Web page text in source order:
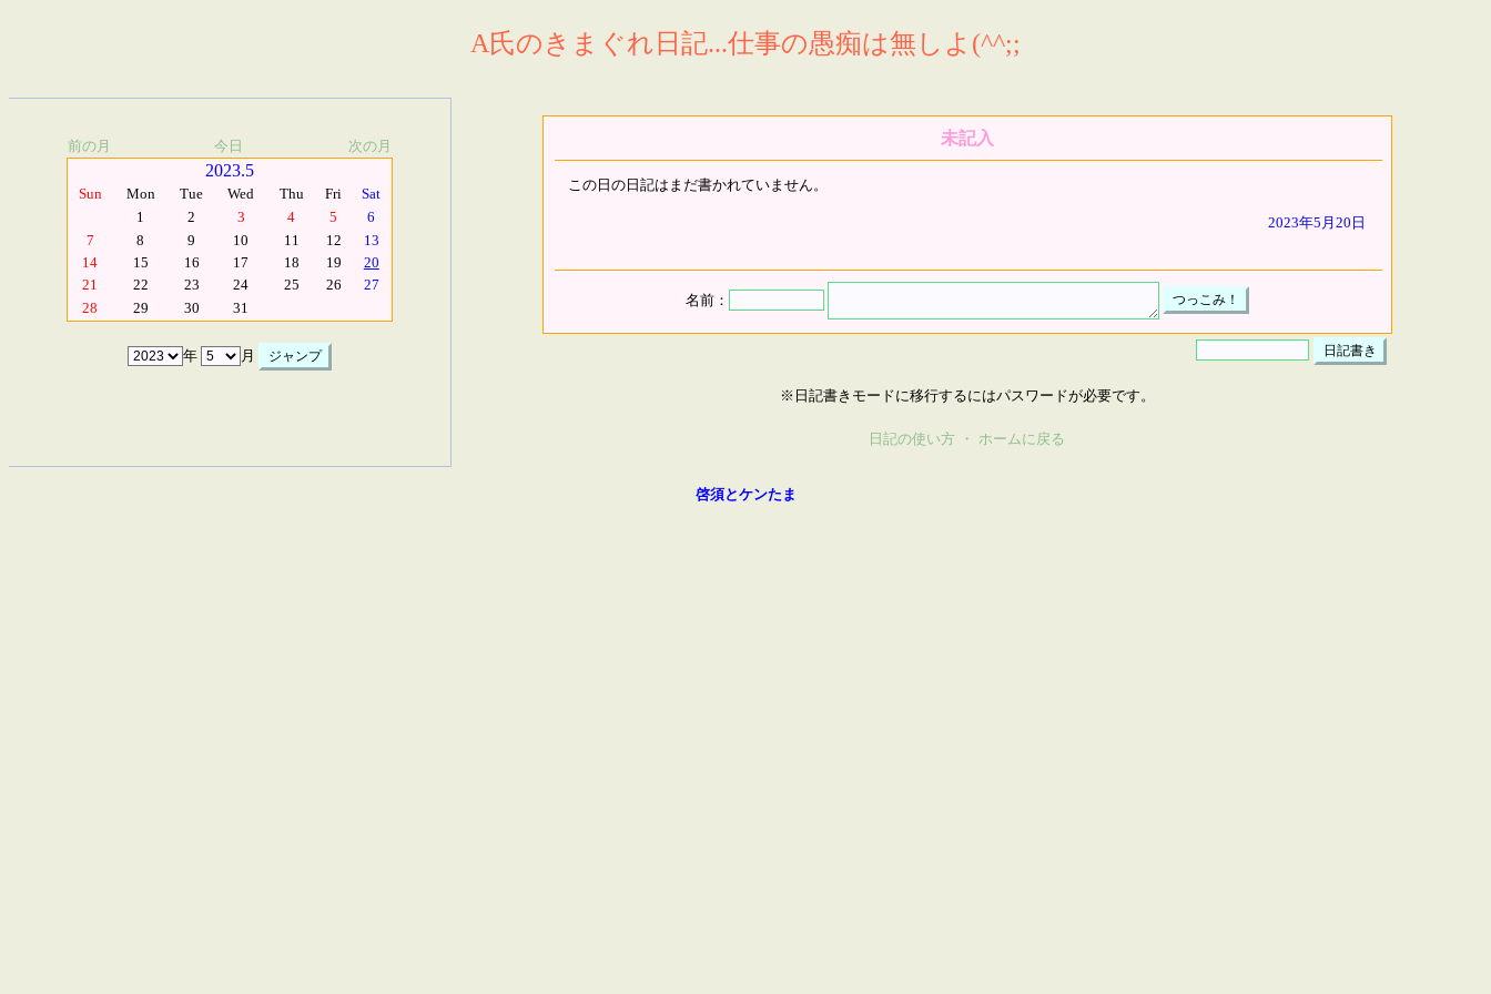
A氏のきまぐれ日記...仕事の愚痴は無しよ(^^;;
前の月 今日 次の月
2023.5
Sun Mon Tue Wed Thu Fri
Sat
1
2 3 4 5
6
7
8 9 10 11 12
13
14
15 16 17 18 19
20
21
22 23 24 25 26
27
28
29 30 31
年 月
未記入
この日の日記はまだ書かれていません。
2023年5月20日
名前：
※日記書きモードに移行するにはパスワードが必要です。
日記の使い方 ・ ホームに戻る
啓須とケンたま